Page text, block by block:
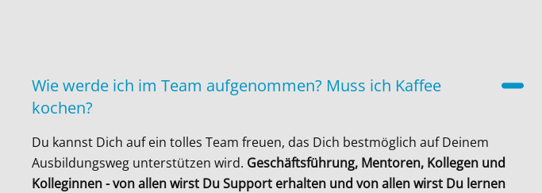
Wie werde ich im Team aufgenommen? Muss ich Kaffee
kochen?
Du kannst Dich auf ein tolles Team freuen, das Dich bestmöglich auf Deinem
Ausbildungsweg unterstützen wird. Geschäftsführung, Mentoren, Kollegen und
Kolleginnen - von allen wirst Du Support erhalten und von allen wirst Du lernen